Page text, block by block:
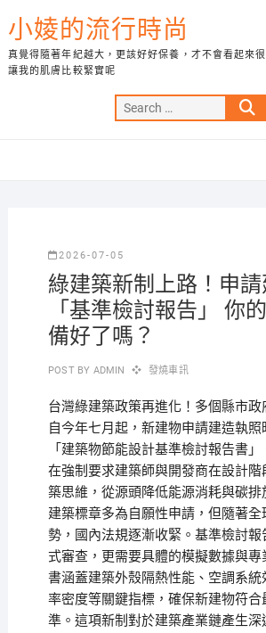
to
content
小婈的流行時尚
真覺得隨著年紀越大，更該好好保養，才不會看起來
讓我的肌膚比較緊實呢
Search
…
2026-07-05
綠建築新制上路！申
「基準檢討報告」 你
備好了嗎？
POST BY ADMIN 發燒車訊
台灣綠建築政策再進化！多個縣市政
自今年七月起，新建物申請建造執照
「建築物節能設計基準檢討報告書
在強制要求建築師與開發商在設計階
築思維，從源頭降低能源消耗與碳排
建築標章多為自願性申請，但隨著全
勢，國內法規逐漸收緊。基準檢討報
式審查，更需要具體的模擬數據與專
書涵蓋建築外殼隔熱性能、空調系統
率密度等關鍵指標，確保新建物符合
準。這項新制對於建築產業鏈產生深